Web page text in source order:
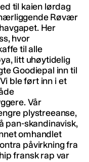
til kaien lørdag
Røvær
Her
hvor
til alle
litt uhøytidelig
Goodiepal inn til
ble ført inn i et
Vår
plystreeanse,
pan-skandinavisk,
omhandlet
påvirkning fra
fransk rap var